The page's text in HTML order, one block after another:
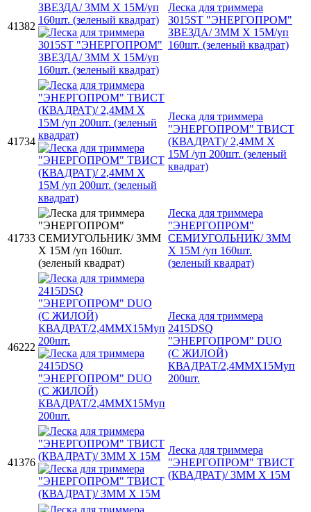
41382
Леска для триммера
3015ST "ЭНЕРГОПРОМ"
ЗВЕЗДА/ 3ММ Х 15М/уп
160шт. (зеленый квадрат)
41734
Леска для триммера
"ЭНЕРГОПРОМ" ТВИСТ
(КВАДРАТ)/ 2,4ММ Х
15М /уп 200шт. (зеленый
квадрат)
41733
Леска для триммера
"ЭНЕРГОПРОМ"
СЕМИУГОЛЬНИК/ 3ММ
Х 15М /уп 160шт.
(зеленый квадрат)
46222
Леска для триммера
2415DSQ
"ЭНЕРГОПРОМ" DUO
(С ЖИЛОЙ)
КВАДРАТ/2,4ММХ15Муп
200шт.
41376
Леска для триммера
"ЭНЕРГОПРОМ" ТВИСТ
(КВАДРАТ)/ 3ММ Х 15М